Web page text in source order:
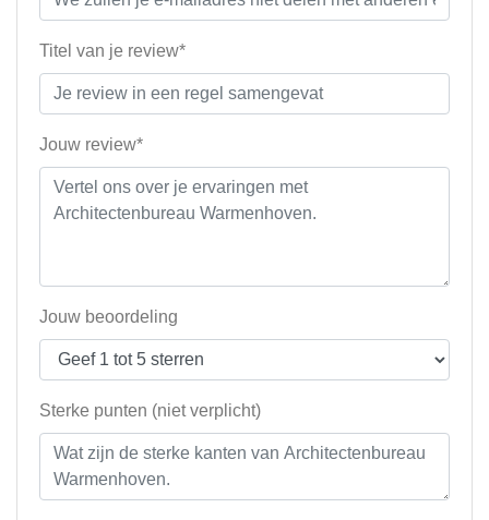
Titel van je review*
Jouw review*
Jouw beoordeling
Sterke punten (niet verplicht)